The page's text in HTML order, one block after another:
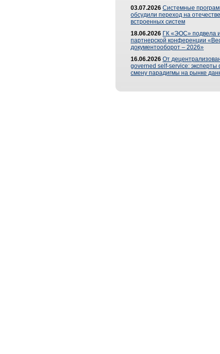
03.07.2026 Системные
обсудили переход на
встроенных систем
18.06.2026 ГК «ЭОС» подвела
партнерской конференции
документооборот – 2026»
16.06.2026 От
governed self-service: эксперты
смену парадигмы на рынке